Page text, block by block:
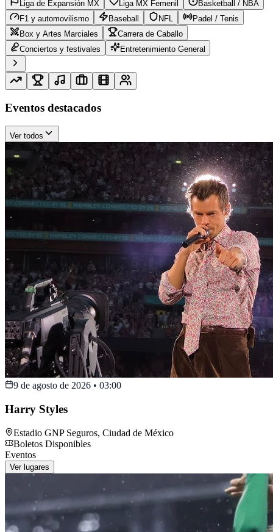
Liga de Expansión MX
Liga MX Femenil
Basketball / NBA
F1 y automovilismo
Baseball NFL
Padel / Tenis
Box y Artes Marciales
Carrera de Caballo
Conciertos y festivales
Entretenimiento General
Eventos destacados
Ver todos
9 de agosto de 2026 • 03:00
Harry Styles
Estadio GNP Seguros, Ciudad de México
Boletos Disponibles
Eventos
Ver lugares